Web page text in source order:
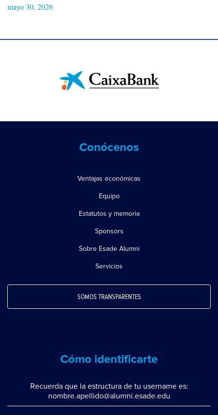
mayo 30, 2026
Conócenos
Ventajas económicas
Equipo
Estatutos y memoria
Sponsors
Sobre Esade Alumni
Servicios
SOMOS TRANSPARENTES
Cómo identificarte
Recuerda que la estructura de tu username es:
nombre.apellido@alumni.esade.edu